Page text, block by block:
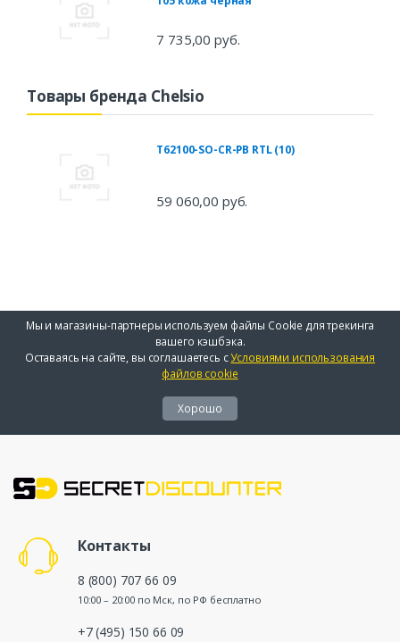
7 735,00 руб.
Товары бренда Chelsio
T62100-SO-CR-PB RTL (10)
59 060,00 руб.
Мы и магазины-партнеры используем файлы Cookie для трекинга
вашего кэшбэка.
Оставаясь на сайте, вы соглашаетесь сУсловиями использования
файлов cookie
Хорошо
Контакты
8 (800) 707 66 09
10:00 – 20:00 по Мск, по РФ бесплатно
+7 (495) 150 66 09